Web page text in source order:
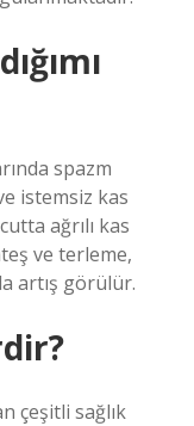
spazm
istemsiz kas
ağrılı kas
ve terleme,
artış görülür.
çeşitli sağlık